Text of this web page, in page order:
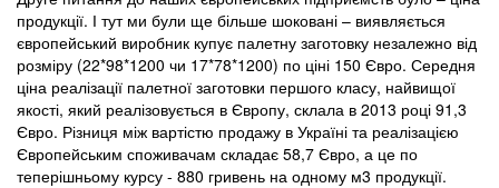
продукції. І тут ми були ще більше шоковані – виявляється
європейський виробник купує палетну заготовку незалежно від
розміру (22*98*1200 чи 17*78*1200) по ціні 150 Євро. Середня
ціна реалізації палетної заготовки першого класу, найвищої
якості, який реалізовується в Європу, склала в 2013 році 91,3
Євро. Різниця між вартістю продажу в Україні та реалізацією
Європейським споживачам складає 58,7 Євро, а це по
теперішньому курсу - 880 гривень на одному м3 продукції.